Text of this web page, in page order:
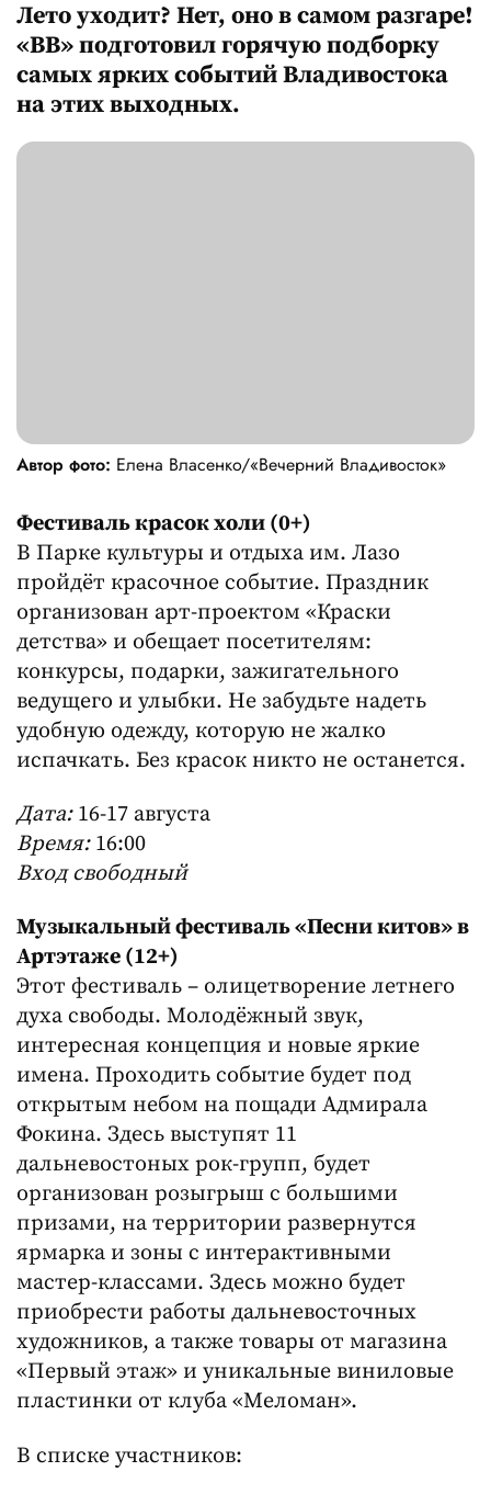
Лето уходит? Нет, оно в самом разгаре!
«ВВ» подготовил горячую подборку
самых ярких событий Владивостока
на этих выходных.
Автор фото: Елена Власенко/«Вечерний Владивосток»
Фестиваль красок холи (0+)
В Парке культуры и отдыха им. Лазо
пройдёт красочное событие. Праздник
организован арт-проектом «Краски
детства» и обещает посетителям:
конкурсы, подарки, зажигательного
ведущего и улыбки. Не забудьте надеть
удобную одежду, которую не жалко
испачкать. Без красок никто не останется.
Дата:16-17 августа
Время: 16:00
Вход свободный
Музыкальный фестиваль «‎Песни китов» в
Артэтаже (12+)
Этот фестиваль – олицетворение летнего
духа свободы. Молодёжный звук,
интересная концепция и новые яркие
имена. Проходить событие будет под
открытым небом на пощади Адмирала
Фокина. Здесь выступят 11
дальневостоных рок-групп, будет
организован розыгрыш с большими
призами, на территории развернутся
ярмарка и зоны с интерактивными
мастер-классами. Здесь можно будет
приобрести работы дальневосточных
художников, а также товары от магазина
«Первый этаж» и уникальные виниловые
пластинки от клуба «Меломан».
В списке участников: